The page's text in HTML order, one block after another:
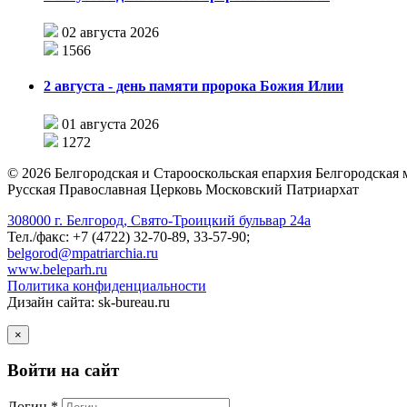
02 августа 2026
1566
2 августа - день памяти пророка Божия Илии
01 августа 2026
1272
© 2026 Белгородская и Старооскольская епархия
Русская Православная Церковь Московский Патриархат
308000 г. Белгород, Свято-Троицкий бульвар 24а
Тел./факс: +7 (4722) 32-70-89, 33-57-90;
belgorod@mpatriarchia.ru
www.beleparh.ru
Политика конфиденциальности
Дизайн сайта: sk-bureau.ru
×
Войти на сайт